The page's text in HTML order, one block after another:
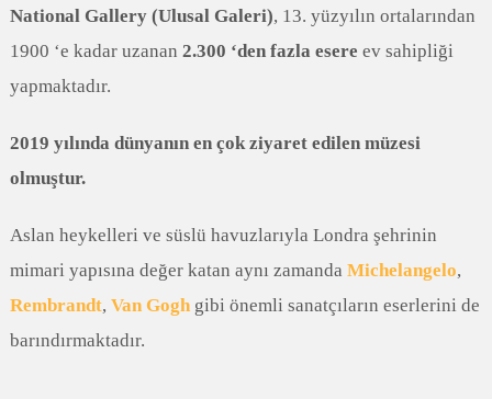
National Gallery (Ulusal Galeri), 13. yüzyılın ortalarından
1900 ‘e kadar uzanan 2.300 ‘den fazla esere ev sahipliği
yapmaktadır.
2019 yılında dünyanın en çok ziyaret edilen müzesi
olmuştur.
Aslan heykelleri ve süslü havuzlarıyla Londra şehrinin
mimari yapısına değer katan aynı zamanda Michelangelo,
Rembrandt, Van Goghgibi önemli sanatçıların eserlerini de
barındırmaktadır.